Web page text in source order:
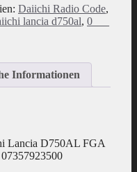
Daiichi Radio Code,
lancia d750al, 0___
Informationen
Lancia D750AL FGA